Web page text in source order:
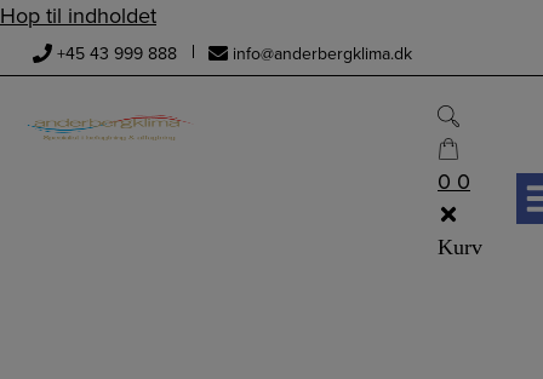
Hop til indholdet
+45 43 999 888 info@anderbergklima.dk
0 0
Kurv